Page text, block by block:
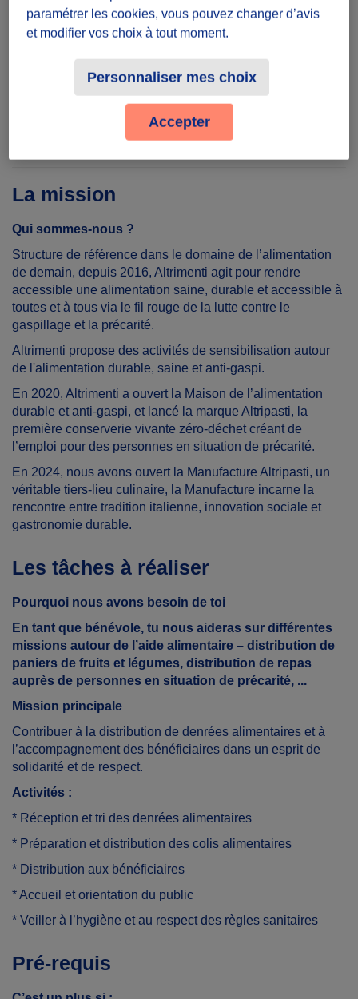
Lieu
Partager le défi
La mission
Qui sommes-nous ?
Structure de référence dans le domaine de l’alimentation
de demain, depuis 2016, Altrimenti agit pour rendre
accessible une alimentation saine, durable et accessible à
toutes et à tous via le fil rouge de la lutte contre le
gaspillage et la précarité.
Altrimenti propose des activités de sensibilisation autour
de l'alimentation durable, saine et anti-gaspi.
En 2020, Altrimenti a ouvert la Maison de l’alimentation
durable et anti-gaspi, et lancé la marque Altripasti, la
première conserverie vivante zéro-déchet créant de
l’emploi pour des personnes en situation de précarité.
En 2024, nous avons ouvert la Manufacture Altripasti, un
véritable tiers-lieu culinaire, la Manufacture incarne la
rencontre entre tradition italienne, innovation sociale et
gastronomie durable.
Les tâches à réaliser
Pourquoi nous avons besoin de toi
En tant que bénévole, tu nous aideras sur différentes
missions autour de l’aide alimentaire – distribution de
paniers de fruits et légumes, distribution de repas
auprès de personnes en situation de précarité, ...
Mission principale
Contribuer à la distribution de denrées alimentaires et à
l’accompagnement des bénéficiaires dans un esprit de
solidarité et de respect.
Activités :
* Réception et tri des denrées alimentaires
* Préparation et distribution des colis alimentaires
* Distribution aux bénéficiaires
* Accueil et orientation du public
* Veiller à l’hygiène et au respect des règles sanitaires
Pré-requis
paramétrer les cookies, vous pouvez changer d’avis
et modifier vos choix à tout moment.
Personnaliser mes choix
Accepter